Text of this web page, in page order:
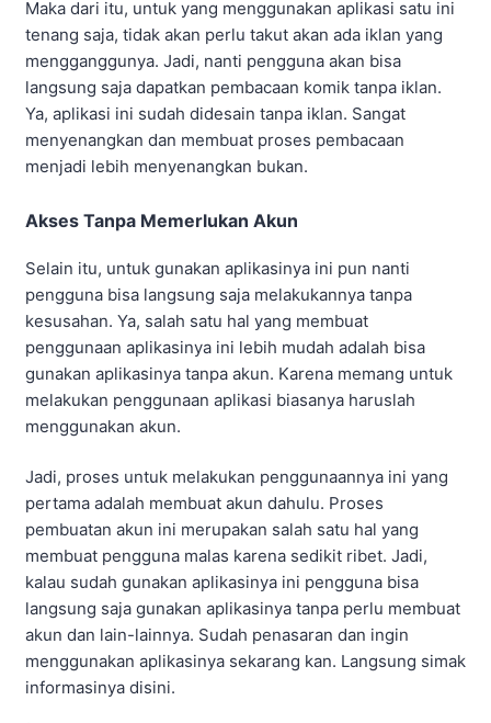
Maka dari itu, untuk yang menggunakan aplikasi satu ini
tenang saja, tidak akan perlu takut akan ada iklan yang
mengganggunya. Jadi, nanti pengguna akan bisa
langsung saja dapatkan pembacaan komik tanpa iklan.
Ya, aplikasi ini sudah didesain tanpa iklan. Sangat
menyenangkan dan membuat proses pembacaan
menjadi lebih menyenangkan bukan.
Akses Tanpa Memerlukan Akun
Selain itu, untuk gunakan aplikasinya ini pun nanti
pengguna bisa langsung saja melakukannya tanpa
kesusahan. Ya, salah satu hal yang membuat
penggunaan aplikasinya ini lebih mudah adalah bisa
gunakan aplikasinya tanpa akun. Karena memang untuk
melakukan penggunaan aplikasi biasanya haruslah
menggunakan akun.
Jadi, proses untuk melakukan penggunaannya ini yang
pertama adalah membuat akun dahulu. Proses
pembuatan akun ini merupakan salah satu hal yang
membuat pengguna malas karena sedikit ribet. Jadi,
kalau sudah gunakan aplikasinya ini pengguna bisa
langsung saja gunakan aplikasinya tanpa perlu membuat
akun dan lain-lainnya. Sudah penasaran dan ingin
menggunakan aplikasinya sekarang kan. Langsung simak
informasinya disini.